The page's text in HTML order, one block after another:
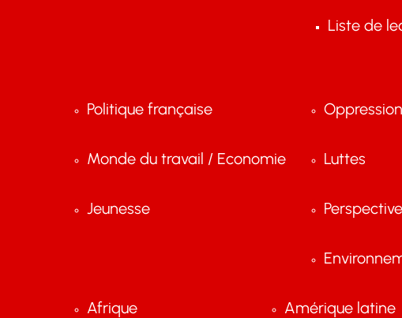
Liste de
Politique française
Monde du travail / Economie
Jeunesse
Luttes
Afrique Amérique latine